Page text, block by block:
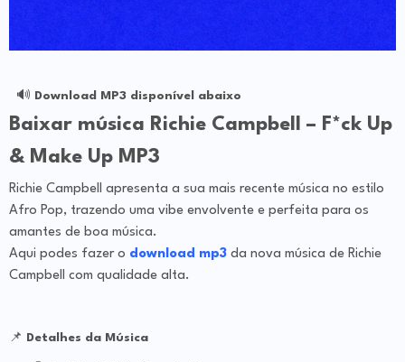
🔊 Download MP3 disponível abaixo
Baixar música Richie Campbell – F*ck Up
& Make Up MP3
Richie Campbell apresenta a sua mais recente música no estilo
Afro Pop, trazendo uma vibe envolvente e perfeita para os
amantes de boa música.
Aqui podes fazer o download mp3 da nova música de Richie
Campbell com qualidade alta.
📌 Detalhes da Música